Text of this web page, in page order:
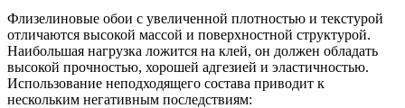
Флизелиновые обои с увеличенной плотностью и текстурой
отличаются высокой массой и поверхностной структурой.
Наибольшая нагрузка ложится на клей, он должен обладать
высокой прочностью, хорошей адгезией и эластичностью.
Использование неподходящего состава приводит к
нескольким негативным последствиям: